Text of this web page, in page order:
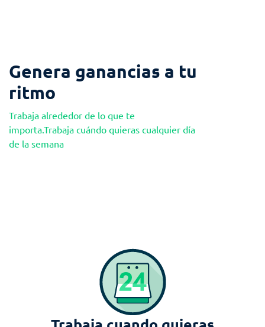
Genera ganancias a tu
ritmo
Trabaja alrededor de lo que te
importa.Trabaja cuándo quieras cualquier día
de la semana